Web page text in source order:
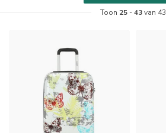
Toon 25-43van 43